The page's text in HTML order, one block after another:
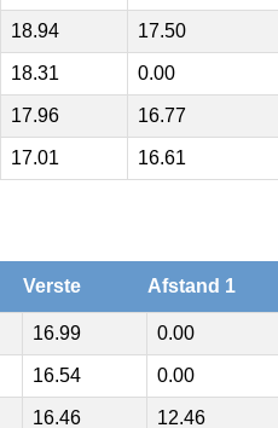
18.94 17.50
18.31 0.00
17.96 16.77
17.01 16.61
Verste Afstand 1
16.99 0.00
16.54 0.00
16.46 12.46